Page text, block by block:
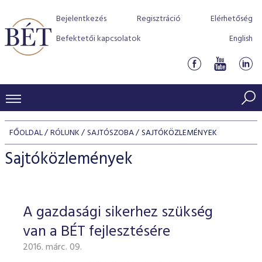
Bejelentkezés Regisztráció
Elérhetőség
Befektetői kapcsolatok
English
KERESKEDÉSI ADATOK
INDEXEK
Jelzáloglevél indexek
Vállalati kötvény indexek
Azonnali Piac
Részvények
Származékos piac
BEFEKTETŐK
Részvény szekció
Hitelpapír szekció
BÉT szabályzatok
Befektetővédelem
Alkalmazott díjstruktúra
Elszámolás
Részvény és vállalati kötvény tőzsdei bevezetését
program
BÉT Xtend - Részvénypiac egyszerűen
TŐZSDETAGOK
Tőzsdetagok, üzletkötők
VENDOROK
FŐOLDAL RÓLUNK SAJTÓSZOBA SAJTÓKÖZLEMÉNYEK
Sajtóközlemények
A gazdasági sikerhez szükség
van a BÉT fejlesztésére
2016. márc. 09.